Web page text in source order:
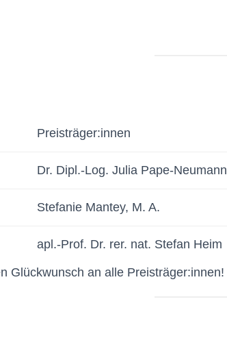
Preisträger:innen
Dr. Dipl.-Log. Julia Pape-Neumann
Stefanie Mantey, M. A.
apl.-Prof. Dr. rer. nat. Stefan Heim
Glückwunsch an alle Preisträger:innen!